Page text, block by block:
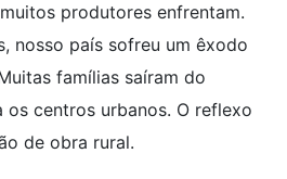
produtores enfrentam.
nosso país sofreu um êxodo
famílias saíram do
centros urbanos. O reflexo
de obra rural.